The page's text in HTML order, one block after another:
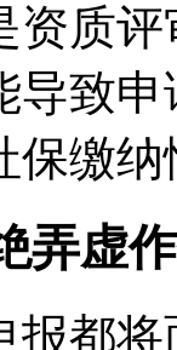
资质
导致
保缴
弄虚
报都